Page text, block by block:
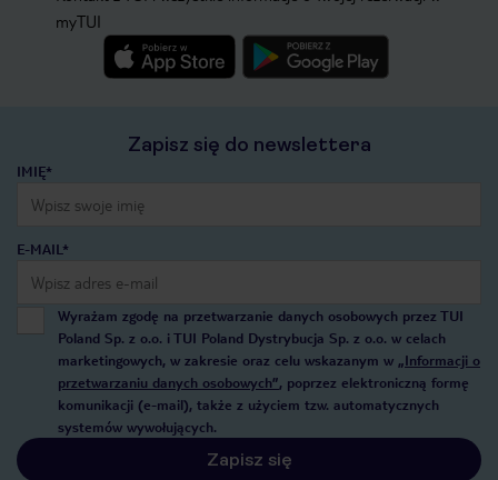
myTUI
Zapisz się do newslettera
IMIĘ*
E-MAIL*
Wyrażam zgodę na przetwarzanie danych osobowych przez TUI
Poland Sp. z o.o. i TUI Poland Dystrybucja Sp. z o.o. w celach
marketingowych, w zakresie oraz celu wskazanym w „Informacji o
przetwarzaniu danych osobowych”, poprzez elektroniczną formę
komunikacji (e-mail), także z użyciem tzw. automatycznych
systemów wywołujących.
Zapisz się